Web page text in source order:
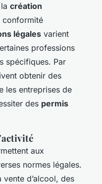
création
conformité
légales varient
professions
spécifiques. Par
obtenir des
les entreprises de
des permis
aux
normes légales.
d’alcool, des